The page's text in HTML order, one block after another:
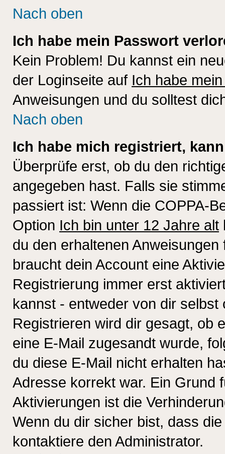
Nach oben
Ich habe mein Passwort
Kein Problem! Du kannst ein
der Loginseite auf Ich habe
Anweisungen und du solltest
Nach oben
Ich habe mich registriert,
Überprüfe erst, ob du den
angegeben hast. Falls sie
passiert ist: Wenn die COPPA-
Option Ich bin unter 12 Jahre alt
du den erhaltenen
braucht dein Account eine
Registrierung immer erst
kannst - entweder von dir selbst
Registrieren wird dir gesagt, ob
eine E-Mail zugesandt wurde,
du diese E-Mail nicht erhalten
Adresse korrekt war. Ein Grund
Aktivierungen ist die
Wenn du dir sicher bist, dass
kontaktiere den Administrator.